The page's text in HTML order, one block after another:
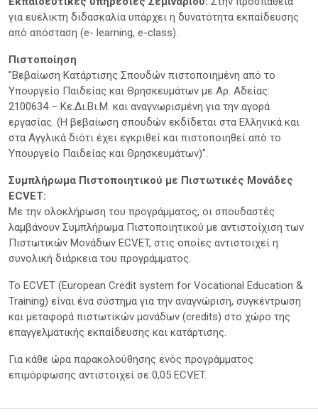
για ευέλικτη διδασκαλία υπάρχει η δυνατότητα εκπαίδευσης
από απόσταση (e- learning, e-class).
Πιστοποίηση
"Βεβαίωση Κατάρτισης Σπουδών πιστοποιημένη από το
Υπουργείο Παιδείας και Θρησκευμάτων με Αρ. Αδείας:
2100634 – Κε.Δι.Βι.Μ. και αναγνωρισμένη για την αγορά
εργασίας. (Η βεβαίωση σπουδών εκδίδεται στα Ελληνικά και
στα Αγγλικά διότι έχει εγκριθεί και πιστοποιηθεί από το
Υπουργείο Παιδείας και Θρησκευμάτων)".
Συμπλήρωμα Πιστοποιητικού με Πιστωτικές Μονάδες
ECVET:
Με την ολοκλήρωση του προγράμματος, οι σπουδαστές
λαμβάνουν Συμπλήρωμα Πιστοποιητικού με αντιστοίχιση των
Πιστωτικών Μονάδων ECVET, στις οποίες αντιστοιχεί η
συνολική διάρκεια του προγράμματος.
Το ECVET (European Credit system for Vocational Education &
Training) είναι ένα σύστημα για την αναγνώριση, συγκέντρωση
και μεταφορά πιστωτικών μονάδων (credits) στο χώρο της
επαγγελματικής εκπαίδευσης και κατάρτισης.
Για κάθε ώρα παρακολούθησης ενός προγράμματος
επιμόρφωσης αντιστοιχεί σε 0,05 ECVET.